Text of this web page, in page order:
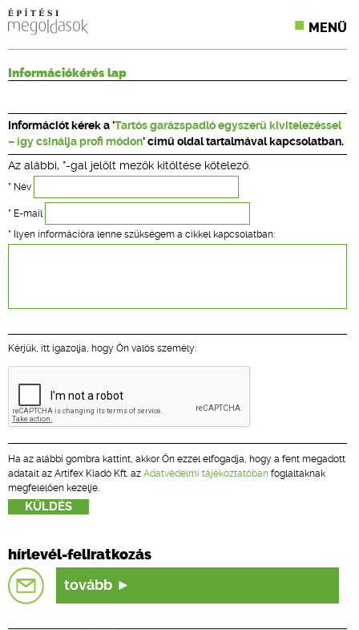
MENÜ
CPR TERMÉKKIÍRÁS
ÉPÍTÉSI JOG
ONLINE KÉPZÉSEK
TERVEZÉSI SEGÉDLETEK
Információkérés lap
Információt kérek a 'Tartós garázspadló egyszerű kivitelezéssel
– így csinálja profi módon' című oldal tartalmával kapcsolatban.
Az alábbi, *-gal jelölt mezők kitöltése kötelező.
* Név
* E-mail
* Ilyen információra lenne szükségem a cikkel kapcsolatban:
Kérjük, itt igazolja, hogy Ön valós személy:
Ha az alábbi gombra kattint, akkor Ön ezzel elfogadja, hogy a fent megadott
adatait az Artifex Kiadó Kft. az Adatvédelmi tájékoztatóban foglaltaknak
megfelelően kezelje.
hírlevél-feliratkozás
tovább